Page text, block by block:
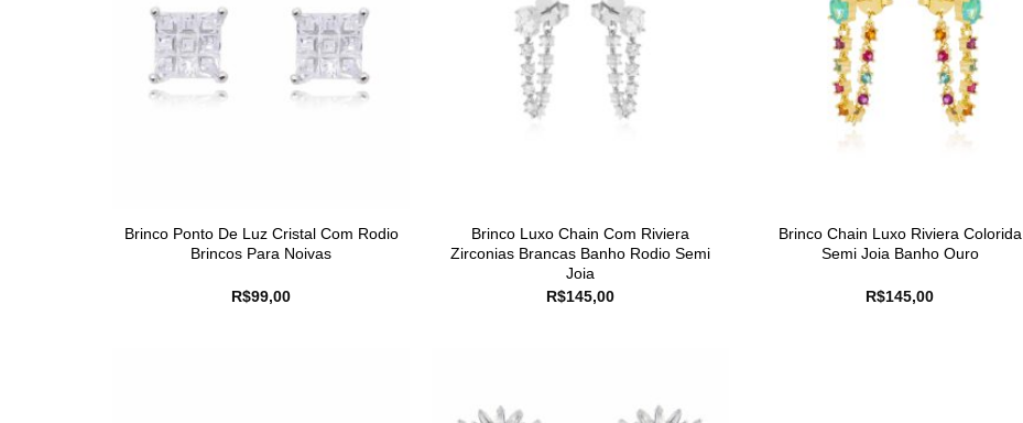
Brinco Ponto De Luz Cristal Com Rodio
Brincos Para Noivas
R$99,00
Brinco Luxo Chain Com Riviera
Zirconias Brancas Banho Rodio Semi
Joia
R$145,00
Brinco Chain Luxo Riviera Colorida
Semi Joia Banho Ouro
R$145,00